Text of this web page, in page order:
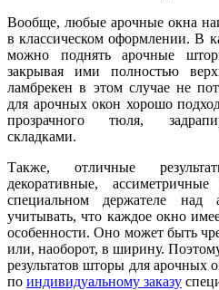
Вообще, любые арочные окна
в классическом оформлении. В
можно поднять арочные
закрывая ими полностью
ламбрекен в этом случае не
для арочных окон хорошо
прозрачного тюля,
складками.
Также, отличные
декоративные,
специальном держателе
учитывать, что каждое окно
особенности. Оно может быть
или, наоборот, в ширину.
результатов шторы для арочных
по индивидуальному заказу